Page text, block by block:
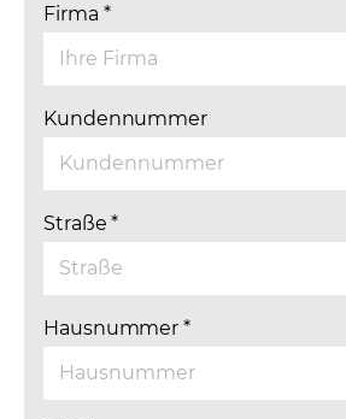
Firma *
Kundennummer
Straße*
Hausnummer*